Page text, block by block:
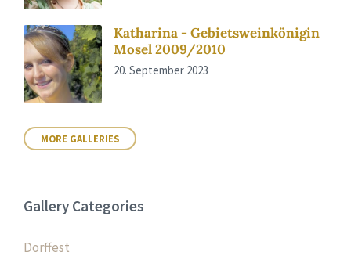
Katharina - Gebietsweinkönigin
Mosel 2009/2010
20. September 2023
MORE GALLERIES
Gallery Categories
Dorffest